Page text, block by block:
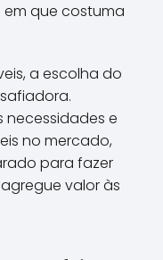
que costuma
a escolha do
necessidades e
no mercado,
para fazer
valor às